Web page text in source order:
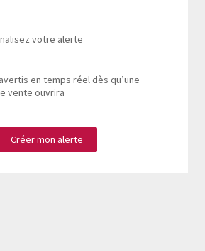
votre alerte
en temps réel dès qu’une
vente ouvrira
Créer mon alerte